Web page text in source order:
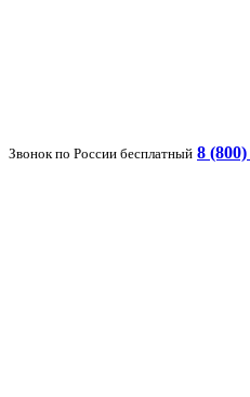
Звонок по России бесплатный 8